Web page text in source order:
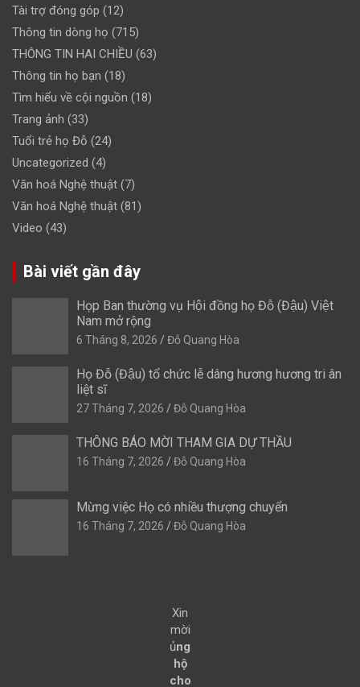
Tài trợ đóng góp (12)
Thông tin dòng họ (715)
THÔNG TIN HAI CHIỀU (63)
Thông tin họ bạn (18)
Tìm hiểu về cội nguồn (18)
Trang ảnh (33)
Tuổi trẻ họ Đỗ (24)
Uncategorized (4)
Văn hoá Nghệ thuật (7)
Văn hoá Nghệ thuật (81)
Video (43)
Bài viết gần đây
Họp Ban thường vụ Hội đồng họ Đỗ (Đậu) Việt
Nam mở rộng
6 Tháng 8, 2026 Đỗ Quang Hòa
Họ Đỗ (Đậu) tổ chức lễ dâng hương hương tri ân
liệt sĩ
27 Tháng 7, 2026 Đỗ Quang Hòa
THÔNG BÁO MỜI THAM GIA DỰ THẦU
16 Tháng 7, 2026 Đỗ Quang Hòa
Mừng việc Họ có nhiều thượng chuyển
16 Tháng 7, 2026 Đỗ Quang Hòa
Xin
mời
ủng
hộ
cho